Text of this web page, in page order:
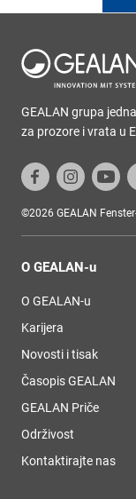
GEALAN grupa
za prozore i vrata u
©2026 GEALAN
O GEALAN-u
O GEALAN-u
Karijera
Novosti i tisak
Časopis GEALAN
GEALAN Priče
Održivost
Kontaktirajte nas